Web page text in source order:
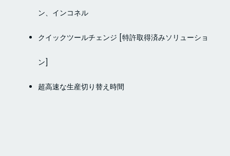
ン、インコネル
クイックツールチェンジ [特許取得済みソリューショ
ン]
超高速な生産切り替え時間